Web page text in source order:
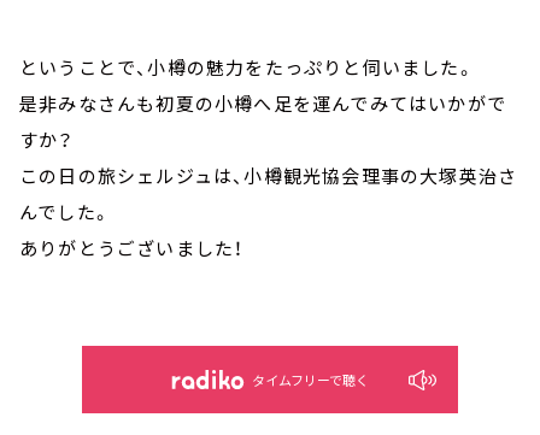
ということで、小樽の魅力をたっぷりと伺いました。
是非みなさんも初夏の小樽へ足を運んでみてはいかがで
すか？
この日の旅シェルジュは、小樽観光協会理事の大塚英治さ
んでした。
ありがとうございました！
タイムフリーで聴く